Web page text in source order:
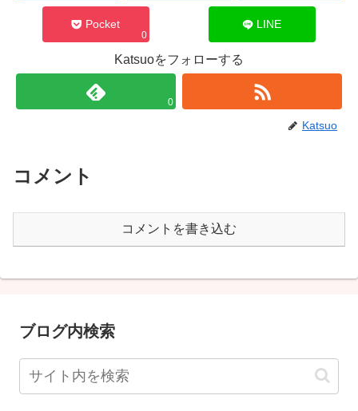
Pocket
0
LINE
Katsuoをフォローする
0
Katsuo
コメント
コメントを書き込む
ブログ内検索